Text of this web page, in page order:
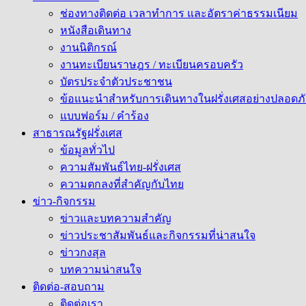
ช่องทางติดต่อ เวลาทำการ และอัตราค่าธรรมเนียม
หนังสือเดินทาง
งานนิติกรณ์
งานทะเบียนราษฎร / ทะเบียนครอบครัว
บัตรประจำตัวประชาชน
ข้อแนะนำสำหรับการเดินทางในฝรั่งเศสอย่างปลอด
แบบฟอร์ม / คำร้อง
สาธารณรัฐฝรั่งเศส
ข้อมูลทั่วไป
ความสัมพันธ์ไทย-ฝรั่งเศส
ความตกลงที่สำคัญกับไทย
ข่าว-กิจกรรม
ข่าวและบทความสำคัญ
ข่าวประชาสัมพันธ์และกิจกรรมที่น่าสนใจ
ข่าวกงสุล
บทความน่าสนใจ
ติดต่อ-สอบถาม
ติดต่อเรา